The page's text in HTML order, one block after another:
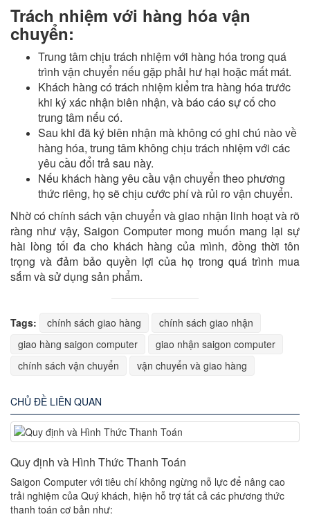
Trách nhiệm với hàng hóa vận
chuyển:
Trung tâm chịu trách nhiệm với hàng hóa trong quá
trình vận chuyển nếu gặp phải hư hại hoặc mất mát.
Khách hàng có trách nhiệm kiểm tra hàng hóa trước
khi ký xác nhận biên nhận, và báo cáo sự cố cho
trung tâm nếu có.
Sau khi đã ký biên nhận mà không có ghi chú nào về
hàng hóa, trung tâm không chịu trách nhiệm với các
yêu cầu đổi trả sau này.
Nếu khách hàng yêu cầu vận chuyển theo phương
thức riêng, họ sẽ chịu cước phí và rủi ro vận chuyển.
Nhờ có chính sách vận chuyển và giao nhận linh hoạt và rõ
ràng như vậy, Saigon Computer mong muốn mang lại sự
hài lòng tối đa cho khách hàng của mình, đồng thời tôn
trọng và đảm bảo quyền lợi của họ trong quá trình mua
sắm và sử dụng sản phẩm.
Tags: chính sách giao hàng
chính sách giao nhận
giao hàng saigon computer
giao nhận saigon computer
chính sách vận chuyển
vận chuyển và giao hàng
CHỦ ĐỀ LIÊN QUAN
Quy định và Hình Thức Thanh Toán
Saigon Computer với tiêu chí không ngừng nỗ lực để nâng cao
trải nghiệm của Quý khách, hiện hỗ trợ tất cả các phương thức
thanh toán cơ bản như: